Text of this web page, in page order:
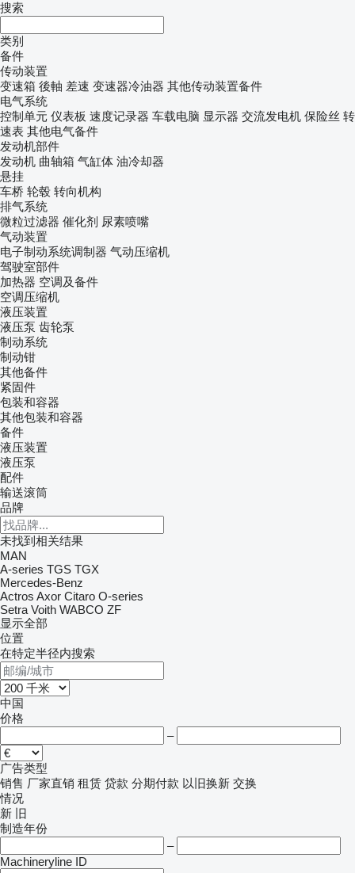
搜索
类别
备件
传动装置
变速箱 後軸 差速 变速器冷油器 其他传动装置备件
电气系统
控制单元 仪表板 速度记录器 车载电脑 显示器 交流发电机 保险丝 转
速表 其他电气备件
发动机部件
发动机 曲轴箱 气缸体 油冷却器
悬挂
车桥 轮毂 转向机构
排气系统
微粒过滤器 催化剂 尿素喷嘴
气动装置
电子制动系统调制器 气动压缩机
驾驶室部件
加热器 空调及备件
空调压缩机
液压装置
液压泵 齿轮泵
制动系统
制动钳
其他备件
紧固件
包装和容器
其他包装和容器
备件
液压装置
液压泵
配件
输送滚筒
品牌
未找到相关结果
MAN
A-series TGS TGX
Mercedes-Benz
Actros Axor Citaro O-series
Setra Voith WABCO ZF
显示全部
位置
在特定半径内搜索
中国
价格
–
广告类型
销售 厂家直销 租赁 贷款 分期付款 以旧换新 交换
情况
新 旧
制造年份
–
Machineryline ID